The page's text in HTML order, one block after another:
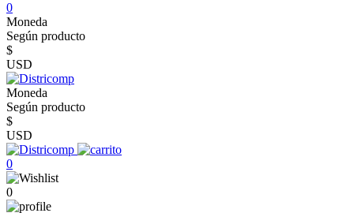
0
Moneda
Según producto
$
USD
Moneda
Según producto
$
USD
0
0